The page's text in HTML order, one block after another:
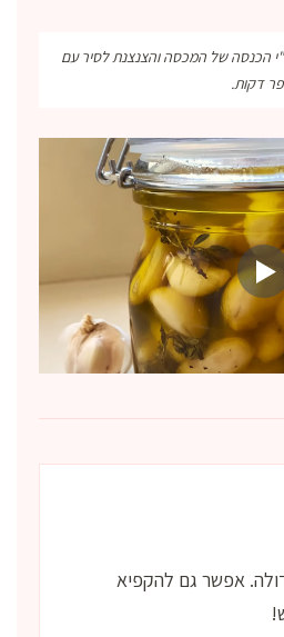
הכנסה של המכסה והצנצנת לסיר עם
דקות.
אפשר גם להקפיא